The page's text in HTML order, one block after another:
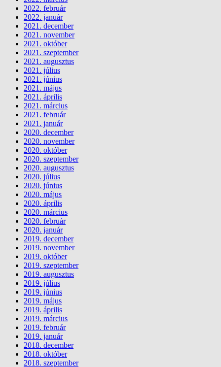
2022. február
2022. január
2021. december
2021. november
2021. október
2021. szeptember
2021. augusztus
2021. július
2021. június
2021. május
2021. április
2021. március
2021. február
2021. január
2020. december
2020. november
2020. október
2020. szeptember
2020. augusztus
2020. július
2020. június
2020. május
2020. április
2020. március
2020. február
2020. január
2019. december
2019. november
2019. október
2019. szeptember
2019. augusztus
2019. július
2019. június
2019. május
2019. április
2019. március
2019. február
2019. január
2018. december
2018. október
2018. szeptember